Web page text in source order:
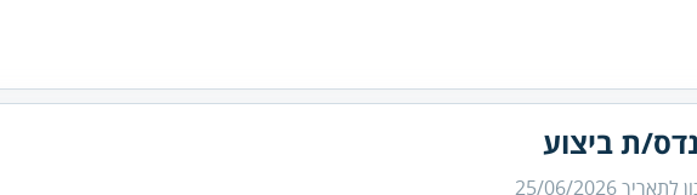
ת ביצוע
לתאריך25/06/2026